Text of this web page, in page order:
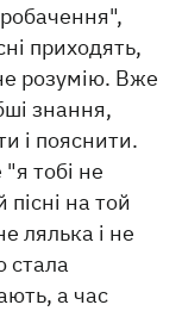
приходять,
розумію. Вже
знання,
і пояснити.
тобі не
на той
лялька і не
стала
а час